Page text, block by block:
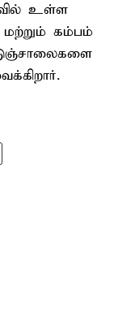
உள்ள
கம்பம்